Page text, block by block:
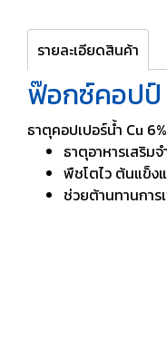
รายละเอียดสินค้า
ฟ๊อกซ์คอปป์
ธาตุคอปเปอร์น้ำ Cu 6%
ธาตุอาหารเสริม
พืชโตไว ต้นแข็ง
ช่วยต้านทานการ